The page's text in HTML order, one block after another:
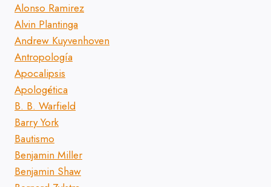
Alonso Ramirez
Alvin Plantinga
Andrew Kuyvenhoven
Antropología
Apocalipsis
Apologética
B. B. Warfield
Barry York
Bautismo
Benjamin Miller
Benjamin Shaw